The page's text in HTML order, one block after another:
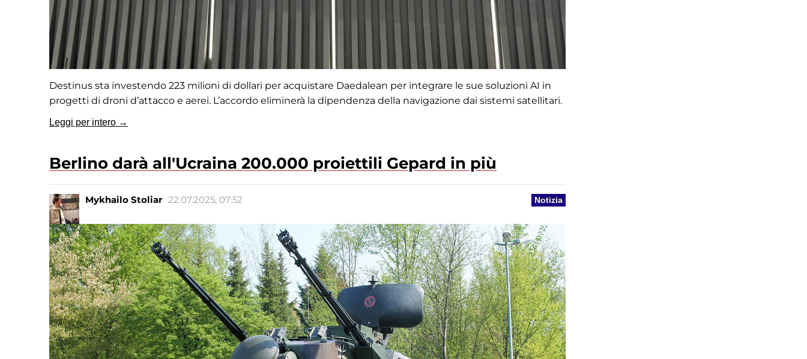
Destinus sta investendo 223 milioni di dollari per acquistare Daedalean per integrare le sue soluzioni AI in
progetti di droni d’attacco e aerei. L’accordo eliminerà la dipendenza della navigazione dai sistemi satellitari.
Leggi per intero →
Berlino darà all'Ucraina 200.000 proiettili Gepard in più
Notizia
Mykhailo Stoliar 22.07.2025, 07:52